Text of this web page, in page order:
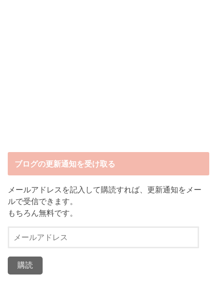
ブログの更新通知を受け取る
メールアドレスを記入して購読すれば、更新通知をメー
ルで受信できます。
もちろん無料です。
ル